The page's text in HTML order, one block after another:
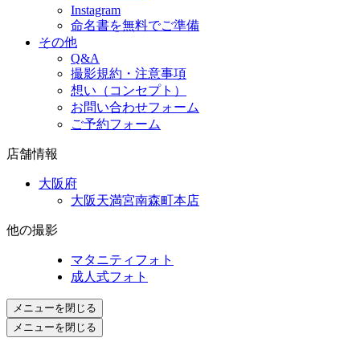
Instagram
命名書を無料でご準備
その他
Q&A
撮影規約・注意事項
想い（コンセプト）
お問い合わせフォーム
ご予約フォーム
店舗情報
大阪府
大阪天満宮南森町本店
他の撮影
マタニティフォト
成人式フォト
メニューを閉じる
メニューを閉じる